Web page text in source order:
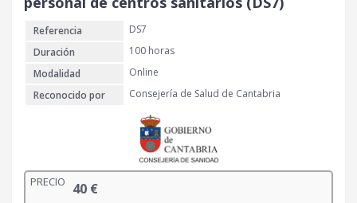
Referencia
DS7
Duración
100 horas
Modalidad
Online
Reconocido por
Consejería de Salud de Cantabria
PRECIO 40 €